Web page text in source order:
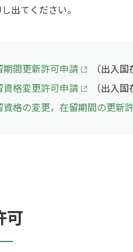
出てください。
期間更新許可申請
（出入
資格変更許可申請
（出入
資格の変更，在留期間の更新
可